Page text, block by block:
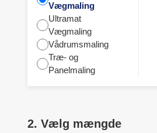
Vægmaling
Ultramat
Vægmaling
Vådrumsmaling
Træ- og
Panelmaling
2. Vælg mængde